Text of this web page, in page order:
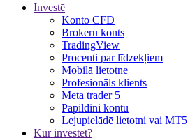
Investē
Konto CFD
Brokeru konts
TradingView
Procenti par līdzekļiem
Mobilā lietotne
Profesionāls klients
Meta trader 5
Papildini kontu
Lejupielādē lietotni vai MT5
Kur investēt?